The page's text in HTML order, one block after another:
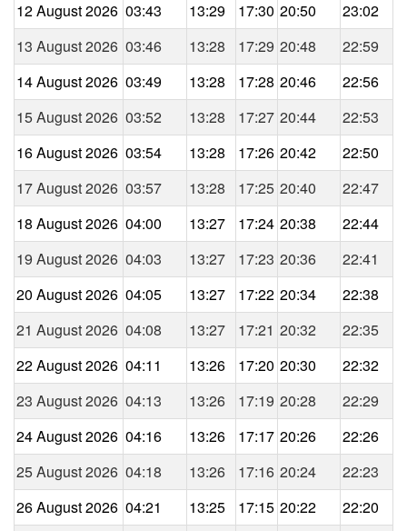
12 August 2026 03:43 13:29 17:30 20:50
23:02
13 August 2026 03:46 13:28 17:29 20:48
22:59
14 August 2026 03:49 13:28 17:28 20:46
22:56
15 August 2026 03:52 13:28 17:27 20:44
22:53
16 August 2026 03:54 13:28 17:26 20:42
22:50
17 August 2026 03:57 13:28 17:25 20:40
22:47
18 August 2026 04:00 13:27 17:24 20:38
22:44
19 August 2026 04:03 13:27 17:23 20:36
22:41
20 August 2026 04:05 13:27 17:22 20:34
22:38
21 August 2026 04:08 13:27 17:21 20:32
22:35
22 August 2026 04:11 13:26 17:20 20:30
22:32
23 August 2026 04:13 13:26 17:19 20:28
22:29
24 August 2026 04:16 13:26 17:17 20:26
22:26
25 August 2026 04:18 13:26 17:16 20:24
22:23
26 August 2026 04:21 13:25 17:15 20:22 22:20